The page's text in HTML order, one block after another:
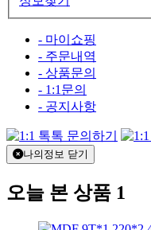
- 마이쇼핑
- 주문내역
- 상품문의
- 1:1문의
- 공지사항
나의정보 닫기
오늘 본 상품 1